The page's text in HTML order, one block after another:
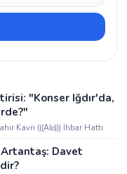
"Konser Iğdır'da,
Kavri (((Alo))) İhbar Hattı
Artantaş: Davet